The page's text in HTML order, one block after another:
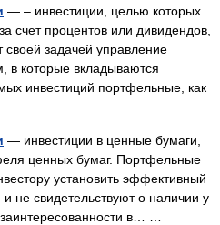
— – инвестиции, целью которых
счет процентов или дивидендов,
своей задачей управление
в которые вкладываются
инвестиций портфельные, как
— инвестиции в ценные бумаги,
ценных бумаг. Портфельные
установить эффективный
не свидетельствуют о наличии у
в… …